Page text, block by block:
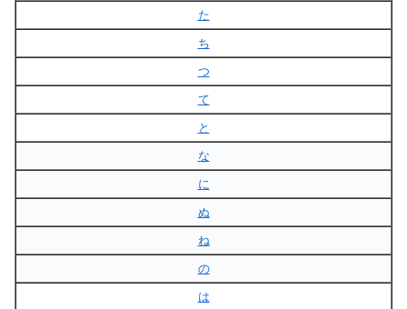
た
ち
つ
て
と
な
に
ぬ
ね
の
は